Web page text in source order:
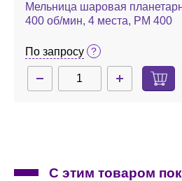
Мельница шаровая
400 об/мин, 4 места, PM 400
По запросу
С этим товаром